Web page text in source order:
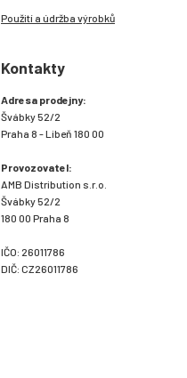
Použití a údržba výrobků
Kontakty
Adresa prodejny:
Švábky 52/2
Praha 8 - Libeň 180 00
Provozovatel:
AMB Distribution s.r.o.
Švábky 52/2
180 00 Praha 8
IČO: 26011786
DIČ: CZ26011786